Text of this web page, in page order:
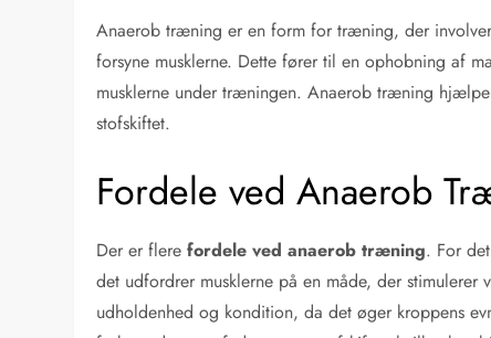
Anaerob træning er en form for træning, der
forsyne musklerne. Dette fører til en ophobning af
musklerne under træningen. Anaerob træning
stofskiftet.
Fordele ved Anaerob
Der er flerefordele ved anaerob træning. For
det udfordrer musklerne på en måde, der
udholdenhed og kondition, da det øger kroppens